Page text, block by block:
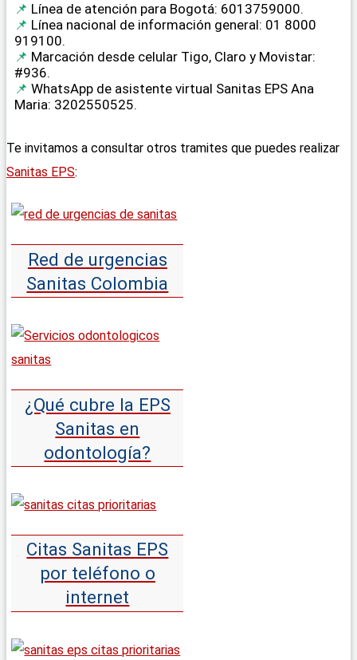
Línea de atención para Bogotá: 6013759000.
Línea nacional de información general: 01 8000
919100.
Marcación desde celular Tigo, Claro y Movistar:
#936.
WhatsApp de asistente virtual Sanitas EPS Ana
Maria: 3202550525.
Te invitamos a consultar otros tramites que puedes realizar
Sanitas EPS:
Red de urgencias
Sanitas Colombia
¿Qué cubre la EPS
Sanitas en
odontología?
Citas Sanitas EPS
por teléfono o
internet